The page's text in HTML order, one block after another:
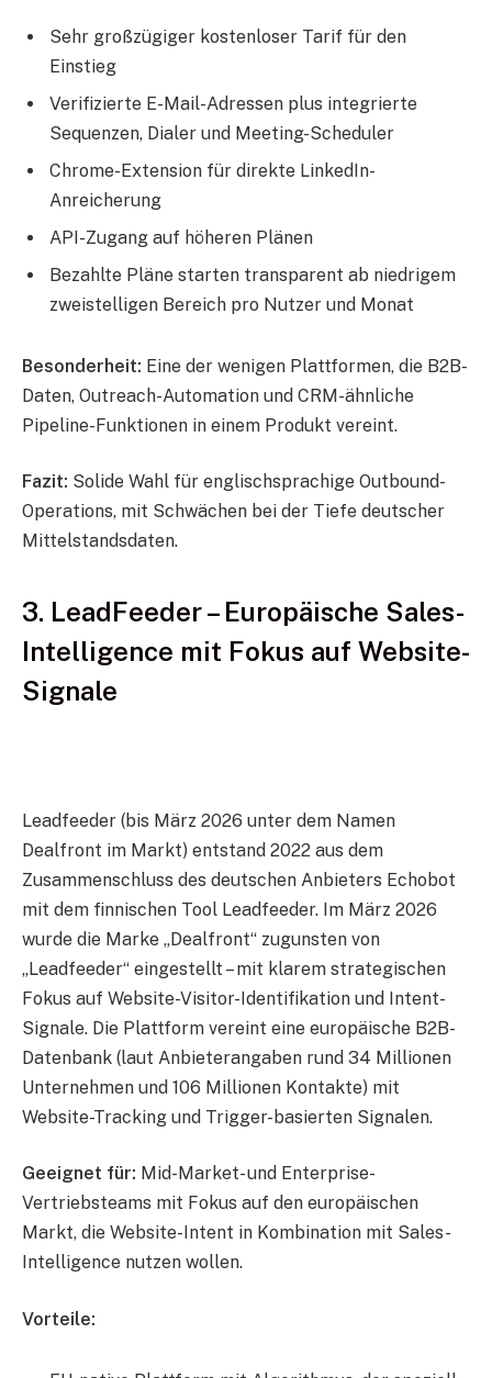
Sehr großzügiger kostenloser Tarif für den
Einstieg
Verifizierte E-Mail-Adressen plus integrierte
Sequenzen, Dialer und Meeting-Scheduler
Chrome-Extension für direkte LinkedIn-
Anreicherung
API-Zugang auf höheren Plänen
Bezahlte Pläne starten transparent ab niedrigem
zweistelligen Bereich pro Nutzer und Monat
Besonderheit: Eine der wenigen Plattformen, die B2B-
Daten, Outreach-Automation und CRM-ähnliche
Pipeline-Funktionen in einem Produkt vereint.
Fazit: Solide Wahl für englischsprachige Outbound-
Operations, mit Schwächen bei der Tiefe deutscher
Mittelstandsdaten.
3. LeadFeeder – Europäische Sales-
Intelligence mit Fokus auf Website-
Signale
Leadfeeder (bis März 2026 unter dem Namen
Dealfront im Markt) entstand 2022 aus dem
Zusammenschluss des deutschen Anbieters Echobot
mit dem finnischen Tool Leadfeeder. Im März 2026
wurde die Marke „Dealfront“ zugunsten von
„Leadfeeder“ eingestellt – mit klarem strategischen
Fokus auf Website-Visitor-Identifikation und Intent-
Signale. Die Plattform vereint eine europäische B2B-
Datenbank (laut Anbieterangaben rund 34 Millionen
Unternehmen und 106 Millionen Kontakte) mit
Website-Tracking und Trigger-basierten Signalen.
Geeignet für: Mid-Market- und Enterprise-
Vertriebsteams mit Fokus auf den europäischen
Markt, die Website-Intent in Kombination mit Sales-
Intelligence nutzen wollen.
Vorteile: